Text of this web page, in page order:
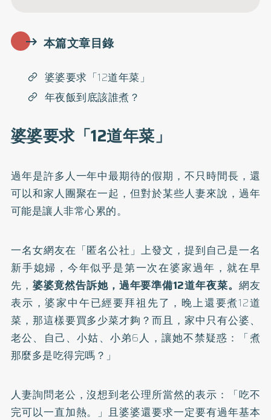
本篇文章目錄
婆婆要求「12道年菜」
年夜飯到底該誰煮？
婆婆要求「12道年菜」
過年是許多人一年中最期待的假期，不只時間長，還
可以和家人團聚在一起，但對於某些人妻來說，過年
可能是讓人非常心累的。
一名女網友在「匿名公社」上發文，提到自己是一名
新手媳婦，今年似乎是第一次在婆家過年，就在早
先， 婆婆竟然告訴她，過年要準備12道年夜菜。 網友
表示，婆家中午已經要拜祖先了，晚上還要煮12道
菜，那這樣要買多少菜才夠？而且，家中只有公婆、
老公、自己、小姑、小弟6人，讓她不禁疑惑：「煮
那麼多是吃得完嗎？」
人妻詢問老公，沒想到老公理所當然的表示：「吃不
完可以一直加熱。」且婆婆還要求一定要有過年基本